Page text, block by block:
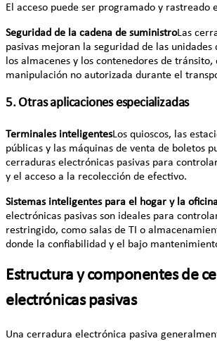
El acceso puede ser programado y rastreado
Seguridad de la cadena de suministroLas
pasivas mejoran la seguridad de las
los almacenes y los contenedores de tránsito,
manipulación no autorizada durante el
5. Otras aplicaciones especializadas
Terminales inteligentesLos quioscos, las
públicas y las máquinas de venta de boletos
cerraduras electrónicas pasivas para
y el acceso a la recolección de efectivo.
Sistemas inteligentes para el hogar y la
electrónicas pasivas son ideales para
restringido, como salas de TI o
donde la confiabilidad y el bajo
Estructura y componentes de
electrónicas pasivas
Una cerradura electrónica pasiva